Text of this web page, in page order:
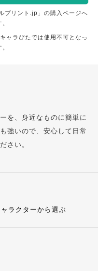
プリント.jp」の購入ページへ
ャラぴたでは使用不可となっ
を、身近なものに簡単に
強いので、安心して日常
さい。
ャラクターから選ぶ